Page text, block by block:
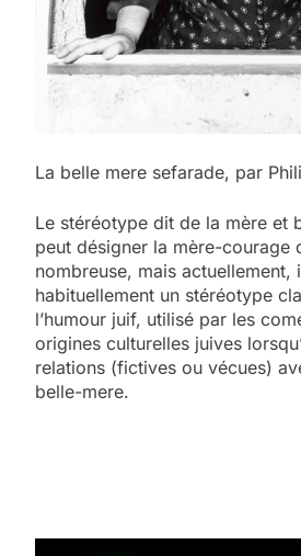
La belle mere sefarade, par
Le stéréotype dit de la mère et
peut désigner la mère-courage
nombreuse, mais actuellement,
habituellement un stéréotype
l’humour juif, utilisé par les
origines culturelles juives
relations (fictives ou vécues)
belle-mere.